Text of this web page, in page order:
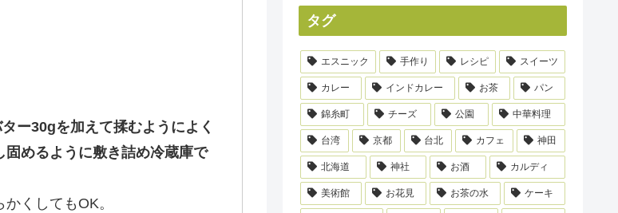
ー30gを加えて揉むようによく
めるように敷き詰め冷蔵庫で
くしてもOK。
タグ
エスニック 手作り レシピ スイーツ
カレー インドカレー お茶 パン
錦糸町 チーズ 公園 中華料理
台湾 京都 台北 カフェ 神田
北海道 神社 お酒 カルディ
美術館 お花見 お茶の水 ケーキ